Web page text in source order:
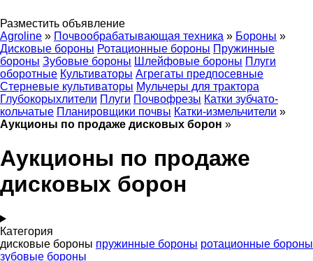
Разместить объявление
Agroline » Почвообрабатывающая техника » Бороны »
Дисковые бороны Ротационные бороны Пружинные
бороны Зубовые бороны Шлейфовые бороны Плуги
оборотные Культиваторы Агрегаты предпосевные
Стерневые культиваторы Мульчеры для трактора
Глубокорыхлители Плуги Почвофрезы Катки зубчато-
кольчатые Планировщики почвы Катки-измельчители »
Аукционы по продаже дисковых борон »
Аукционы по продаже
дисковых борон
Категория
дисковые бороны пружинные бороны ротационные бороны
зубовые бороны